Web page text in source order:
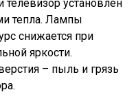
телевизор установлен
тепла. Лампы
снижается при
яркости.
– пыль и грязь